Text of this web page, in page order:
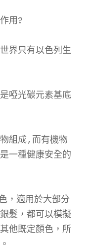
用?
界只有以色列生
啞光碳元素基底
組成,而有機物
一種健康安全的
，適用於大部分
髮，都可以模擬
他既定顏色，所